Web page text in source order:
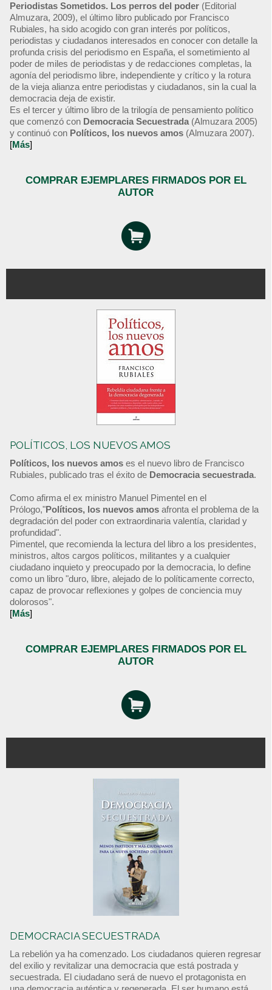
Periodistas Sometidos. Los perros del poder (Editorial
Almuzara, 2009), el último libro publicado por Francisco
Rubiales, ha sido acogido con gran interés por políticos,
periodistas y ciudadanos interesados en conocer con detalle la
profunda crisis del periodismo en España, el sometimiento al
poder de miles de periodistas y de redacciones completas, la
agonía del periodismo libre, independiente y crítico y la rotura
de la vieja alianza entre periodistas y ciudadanos, sin la cual la
democracia deja de existir.
Es el tercer y último libro de la trilogía de pensamiento político
que comenzó con Democracia Secuestrada (Almuzara 2005)
y continuó con Políticos, los nuevos amos (Almuzara 2007).
[Más]
COMPRAR EJEMPLARES FIRMADOS POR EL
AUTOR
POLÍTICOS, LOS NUEVOS AMOS
Políticos, los nuevos amos es el nuevo libro de Francisco
Rubiales, publicado tras el éxito de Democracia secuestrada.
Como afirma el ex ministro Manuel Pimentel en el
Prólogo,"Políticos, los nuevos amos afronta el problema de la
degradación del poder con extraordinaria valentía, claridad y
profundidad".
Pimentel, que recomienda la lectura del libro a los presidentes,
ministros, altos cargos políticos, militantes y a cualquier
ciudadano inquieto y preocupado por la democracia, lo define
como un libro "duro, libre, alejado de lo políticamente correcto,
capaz de provocar reflexiones y golpes de conciencia muy
dolorosos".
[Más]
COMPRAR EJEMPLARES FIRMADOS POR EL
AUTOR
DEMOCRACIA SECUESTRADA
La rebelión ya ha comenzado. Los ciudadanos quieren regresar
del exilio y revitalizar una democracia que está postrada y
secuestrada. El ciudadano será de nuevo el protagonista en